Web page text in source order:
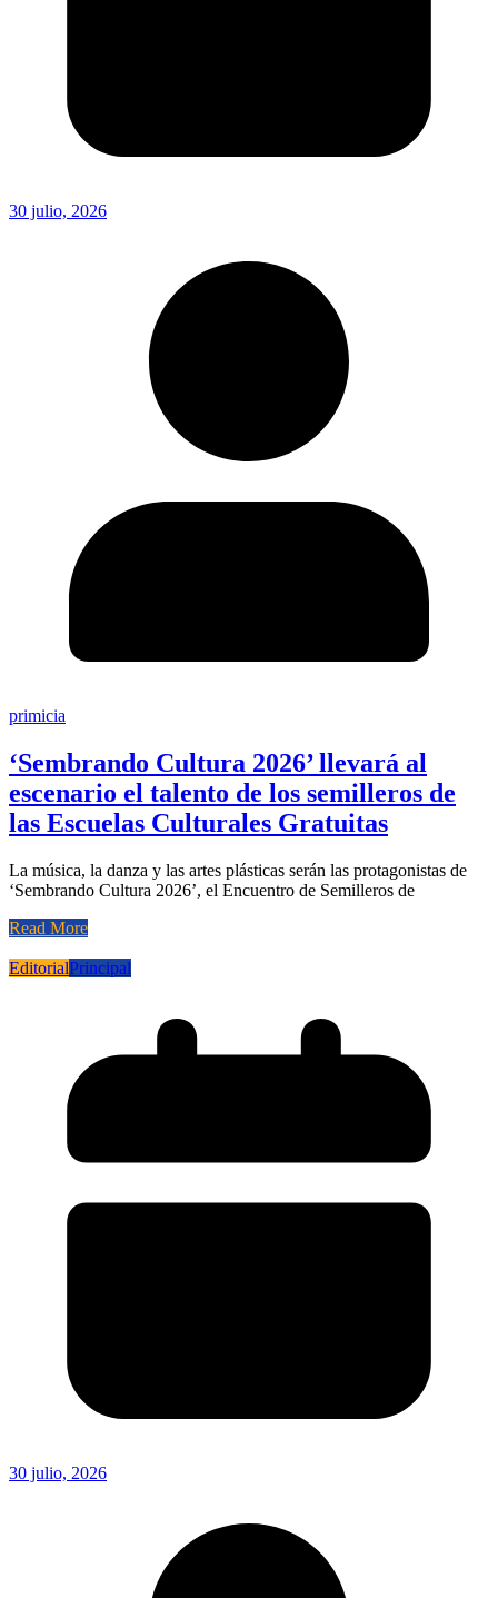
30 julio, 2026
primicia
‘Sembrando Cultura 2026’ llevará al
escenario el talento de los semilleros de
las Escuelas Culturales Gratuitas
La música, la danza y las artes plásticas serán las protagonistas de
‘Sembrando Cultura 2026’, el Encuentro de Semilleros de
Read More
EditorialPrincipal
30 julio, 2026